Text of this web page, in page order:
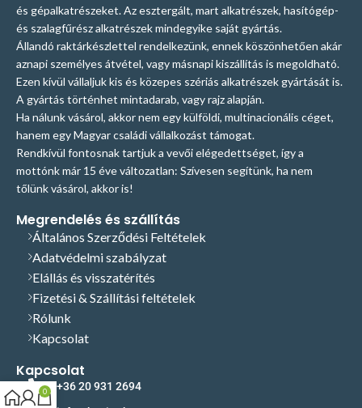
és gépalkatrészeket. Az esztergált, mart alkatrészek, hasítógép-
és szalagfűrész alkatrészek mindegyike saját gyártás.
Állandó raktárkészlettel rendelkezünk, ennek köszönhetően akár
aznapi személyes átvétel, vagy másnapi kiszállítás is megoldható.
Ezen kívül vállaljuk kis és közepes szériás alkatrészek gyártását is.
A gyártás történhet mintadarab, vagy rajz alapján.
Ha nálunk vásárol, akkor nem egy külföldi, multinacionális céget,
hanem egy Magyar családi vállalkozást támogat.
Rendkívül fontosnak tartjuk a vevői elégedettséget, így a
mottónk már 15 éve változatlan: Szívesen segítünk, ha nem
tőlünk vásárol, akkor is!
Megrendelés és szállítás
Általános Szerződési Feltételek
Adatvédelmi szabályzat
Elállás és visszatérítés
Fizetési & Szállítási feltételek
Rólunk
Kapcsolat
Kapcsolat
+36 20 931 2694
0